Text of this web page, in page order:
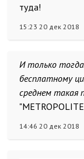
туда!
15:23 20 дек 2018
И только
бесплатному
среднем такая
14:46 20 дек 2018